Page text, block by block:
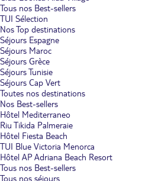
Tous nos Best-sellers
TUI Sélection
Nos Top destinations
Séjours Espagne
Séjours Maroc
Séjours Grèce
Séjours Tunisie
Séjours Cap Vert
Toutes nos destinations
Nos Best-sellers
Hôtel Mediterraneo
Riu Tikida Palmeraie
Hôtel Fiesta Beach
TUI Blue Victoria Menorca
Hôtel AP Adriana Beach Resort
Tous nos Best-sellers
Tous nos séjours